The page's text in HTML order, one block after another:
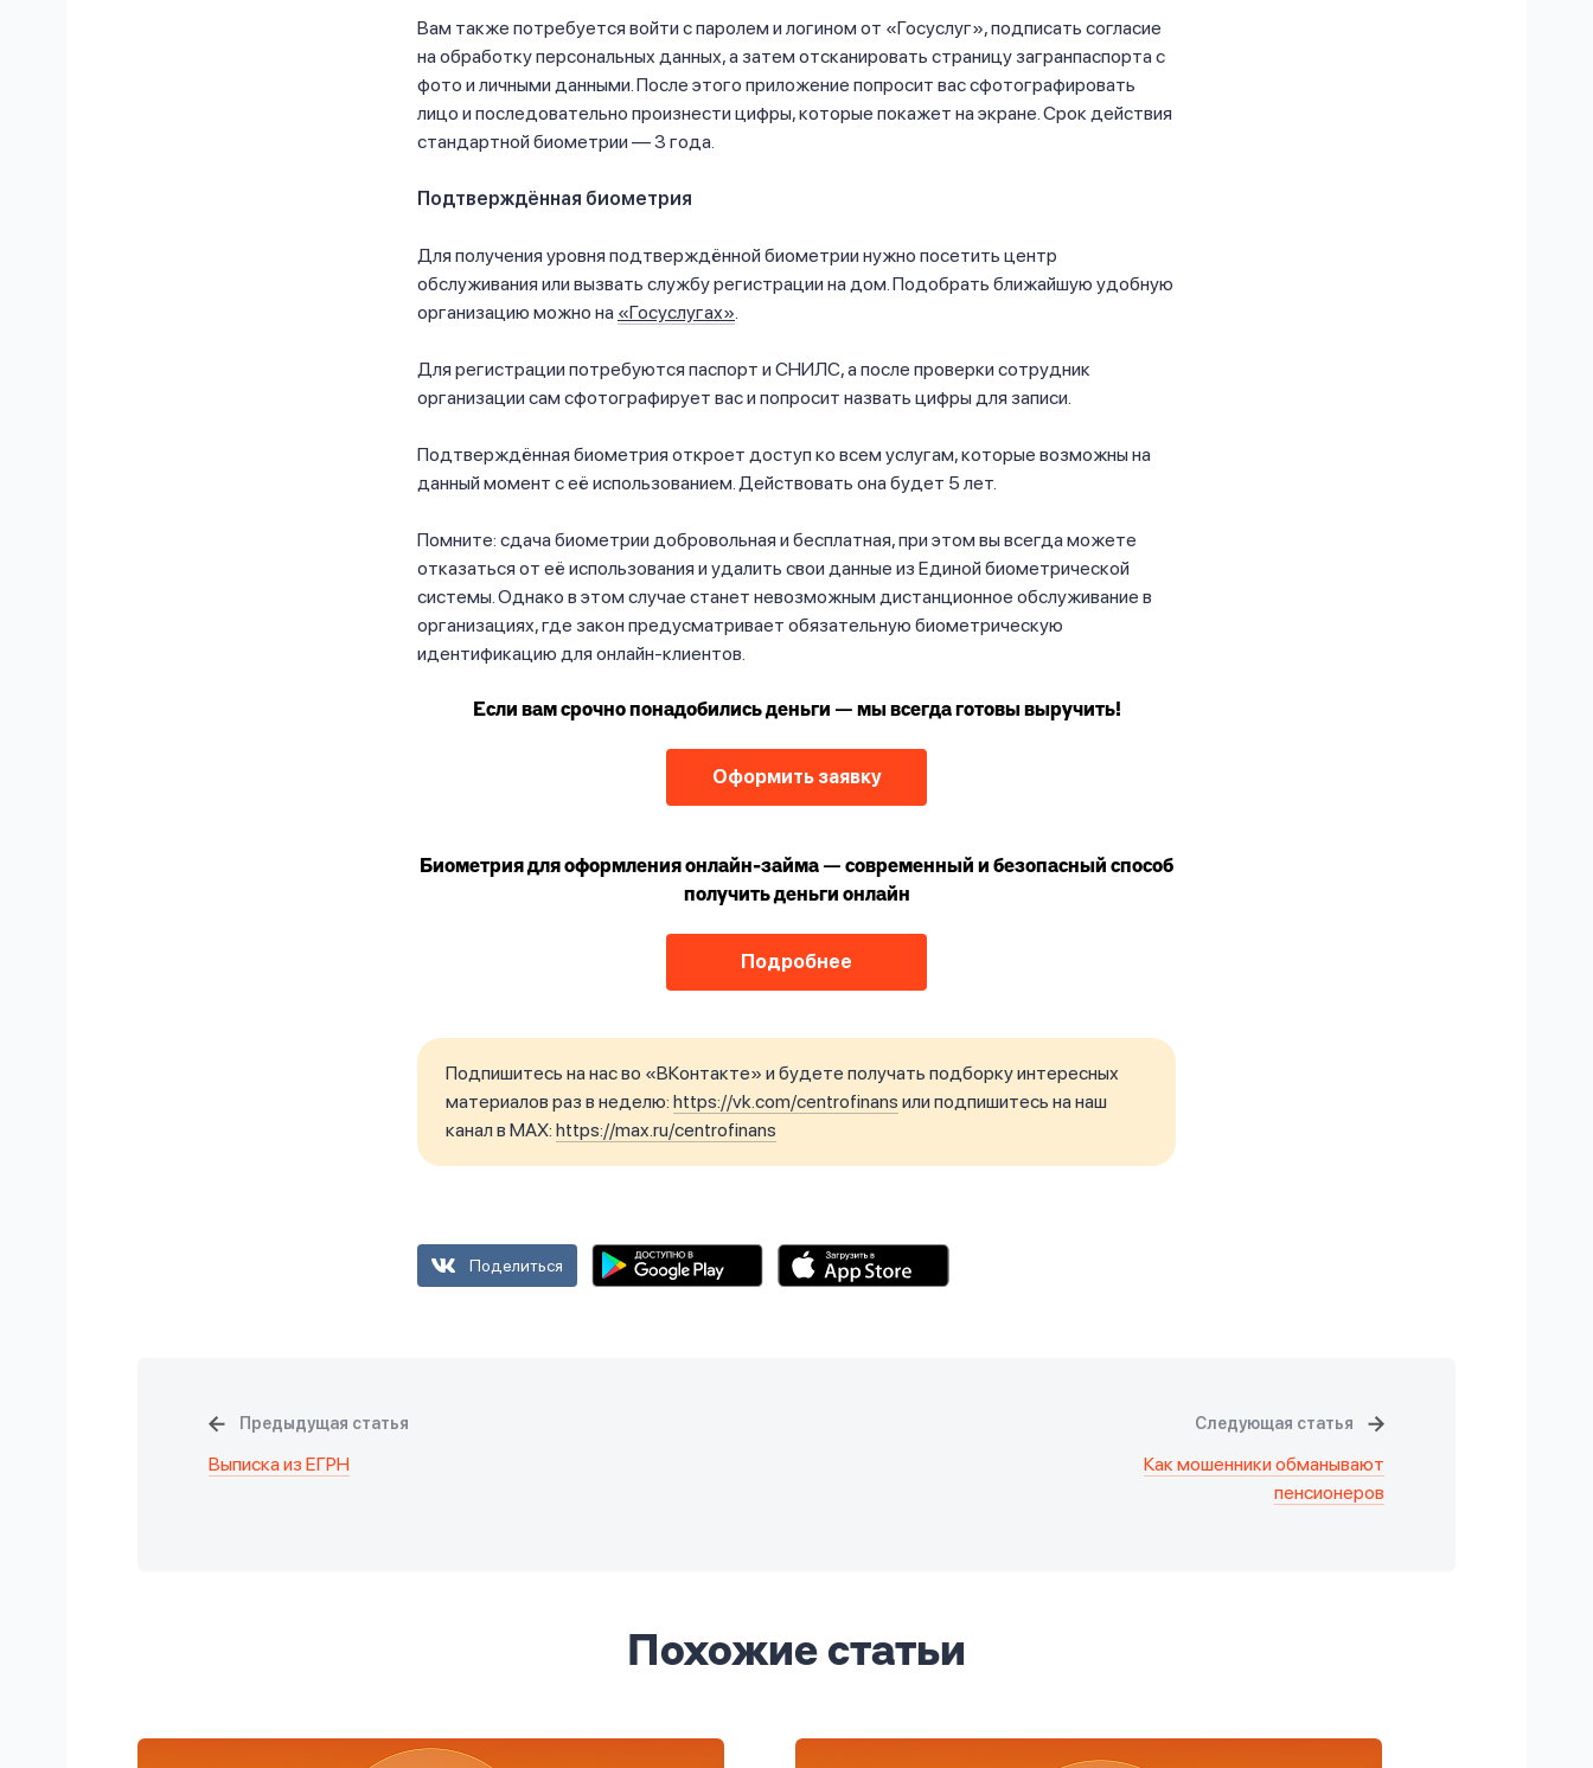
Вам также потребуется войти с паролем и логином от «Госуслуг», подписать согласие
на обработку персональных данных, а затем отсканировать страницу загранпаспорта с
фото и личными данными. После этого приложение попросит вас сфотографировать
лицо и последовательно произнести цифры, которые покажет на экране. Срок действия
стандартной биометрии — 3 года.
Подтверждённая биометрия
Для получения уровня подтверждённой биометрии нужно посетить центр
обслуживания или вызвать службу регистрации на дом. Подобрать ближайшую удобную
организацию можно на «Госуслугах».
Для регистрации потребуются паспорт и СНИЛС, а после проверки сотрудник
организации сам сфотографирует вас и попросит назвать цифры для записи.
Подтверждённая биометрия откроет доступ ко всем услугам, которые возможны на
данный момент с её использованием. Действовать она будет 5 лет.
Помните: сдача биометрии добровольная и бесплатная, при этом вы всегда можете
отказаться от её использования и удалить свои данные из Единой биометрической
системы. Однако в этом случае станет невозможным дистанционное обслуживание в
организациях, где закон предусматривает обязательную биометрическую
идентификацию для онлайн-клиентов.
Если вам срочно понадобились деньги — мы всегда готовы выручить!
Оформить заявку
Биометрия для оформления онлайн-займа — современный и безопасный способ
получить деньги онлайн
Подробнее
Подпишитесь на нас во «ВКонтакте» и будете получать подборку интересных
материалов раз в неделю: https://vk.com/centrofinans или подпишитесь на наш
канал в MAX: https://max.ru/centrofinans
Поделиться
Предыдущая статья
Выписка из ЕГРН
Следующая статья
Как мошенники обманывают
пенсионеров
Похожие статьи